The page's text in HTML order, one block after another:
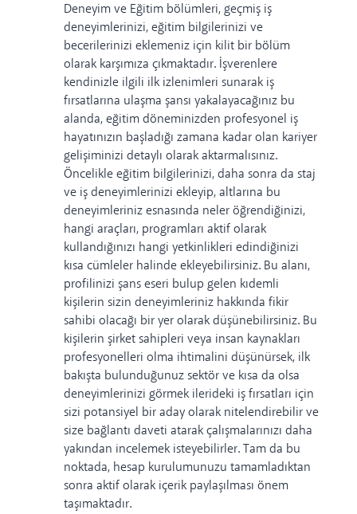
Deneyim ve Eğitim bölümleri, geçmiş iş
deneyimlerinizi, eğitim bilgilerinizi ve
becerilerinizi eklemeniz için kilit bir bölüm
olarak karşımıza çıkmaktadır. İşverenlere
kendinizle ilgili ilk izlenimleri sunarak iş
fırsatlarına ulaşma şansı yakalayacağınız bu
alanda, eğitim döneminizden profesyonel iş
hayatınızın başladığı zamana kadar olan kariyer
gelişiminizi detaylı olarak aktarmalısınız.
Öncelikle eğitim bilgilerinizi, daha sonra da staj
ve iş deneyimlerinizi ekleyip, altlarına bu
deneyimleriniz esnasında neler öğrendiğinizi,
hangi araçları, programları aktif olarak
kullandığınızı hangi yetkinlikleri edindiğinizi
kısa cümleler halinde ekleyebilirsiniz. Bu alanı,
profilinizi şans eseri bulup gelen kıdemli
kişilerin sizin deneyimleriniz hakkında fikir
sahibi olacağı bir yer olarak düşünebilirsiniz. Bu
kişilerin şirket sahipleri veya insan kaynakları
profesyonelleri olma ihtimalini düşünürsek, ilk
bakışta bulunduğunuz sektör ve kısa da olsa
deneyimlerinizi görmek ilerideki iş fırsatları için
sizi potansiyel bir aday olarak nitelendirebilir ve
size bağlantı daveti atarak çalışmalarınızı daha
yakından incelemek isteyebilirler. Tam da bu
noktada, hesap kurulumunuzu tamamladıktan
sonra aktif olarak içerik paylaşılması önem
taşımaktadır.